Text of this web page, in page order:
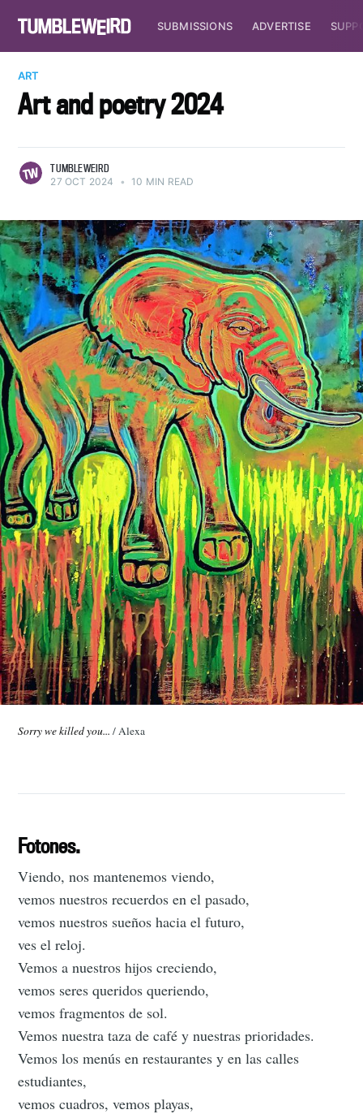
SUBMISSIONS ADVERTISE
ART
Art and poetry 2024
TUMBLEWEIRD
27 OCT 2024 • 10 MIN READ
Sorry we killed you... / Alexa
Fotones.
Viendo, nos mantenemos viendo,
vemos nuestros recuerdos en el pasado,
vemos nuestros sueños hacia el futuro,
ves el reloj.
Vemos a nuestros hijos creciendo,
vemos seres queridos queriendo,
vemos fragmentos de sol.
Vemos nuestra taza de café y nuestras prioridades.
Vemos los menús en restaurantes y en las calles
estudiantes,
vemos cuadros, vemos playas,